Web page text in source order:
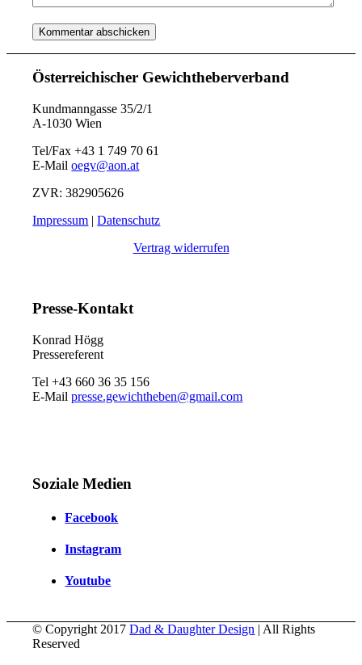
Österreichischer Gewichtheberverband
Kundmanngasse 35/2/1
A-1030 Wien
Tel/Fax +43 1 749 70 61
E-Mailoegv@aon.at
ZVR: 382905626
Impressum |Datenschutz
Vertrag widerrufen
Presse-Kontakt
Konrad Högg
Pressereferent
Tel +43 660 36 35 156
E-Mailpresse.gewichtheben@gmail.com
Soziale Medien
Facebook
Instagram
Youtube
© Copyright 2017Dad & Daughter Design | All Rights
Reserved